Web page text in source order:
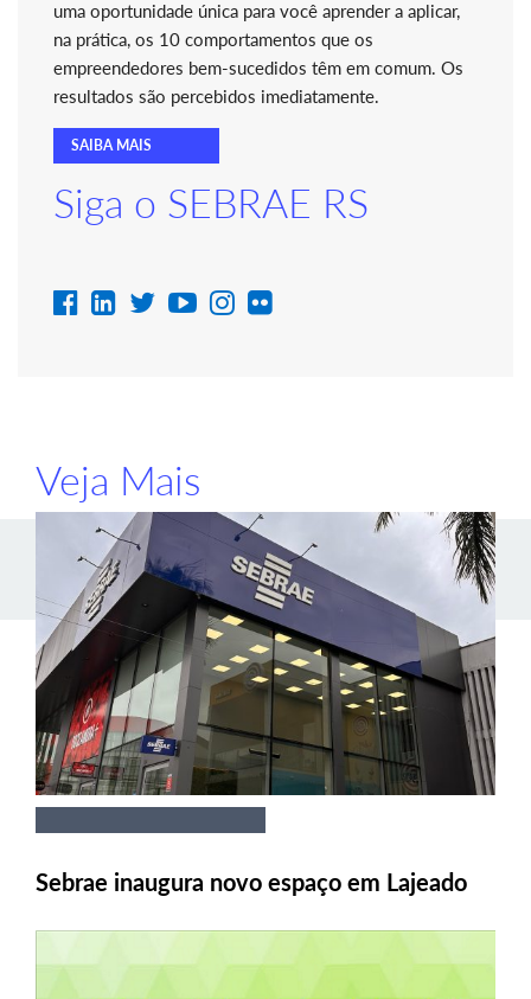
uma oportunidade única para você aprender a aplicar,
na prática, os 10 comportamentos que os
empreendedores bem-sucedidos têm em comum. Os
resultados são percebidos imediatamente.
SAIBA MAIS
Siga o SEBRAE RS
Veja Mais
Sebrae inaugura novo espaço em Lajeado